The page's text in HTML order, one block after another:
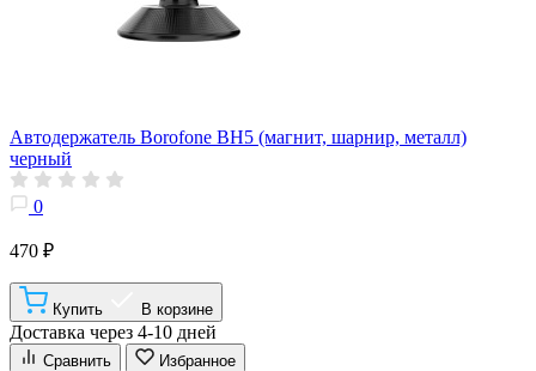
Автодержатель Borofone BH5 (магнит, шарнир, металл)
черный
0
470 ₽
Купить В корзине
Доставка через 4-10 дней
Сравнить Избранное